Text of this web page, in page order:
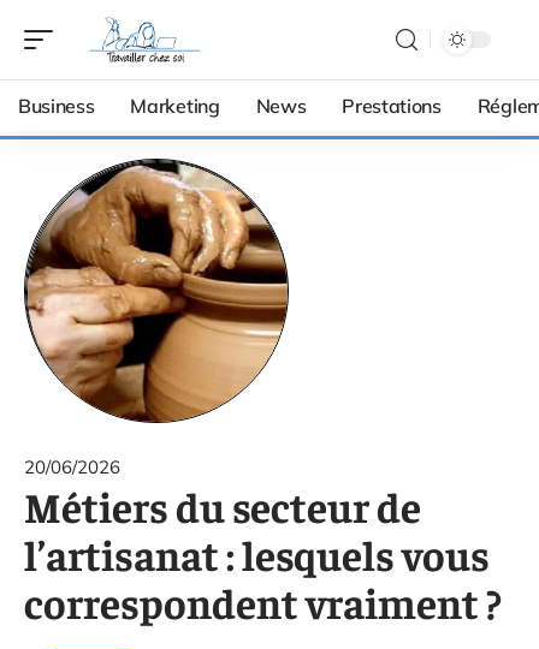
Business Marketing News Prestations
20/06/2026
Métiers du secteur de
l’artisanat : lesquels vous
correspondent vraiment ?